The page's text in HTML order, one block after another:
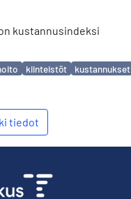
kustannusindeksi
kiinteistöt kustannukset
tiedot